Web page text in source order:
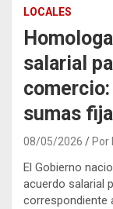
LOCALES
salarial
sumas
08/05/2026 Por
El Gobierno
acuerdo salarial
correspondiente